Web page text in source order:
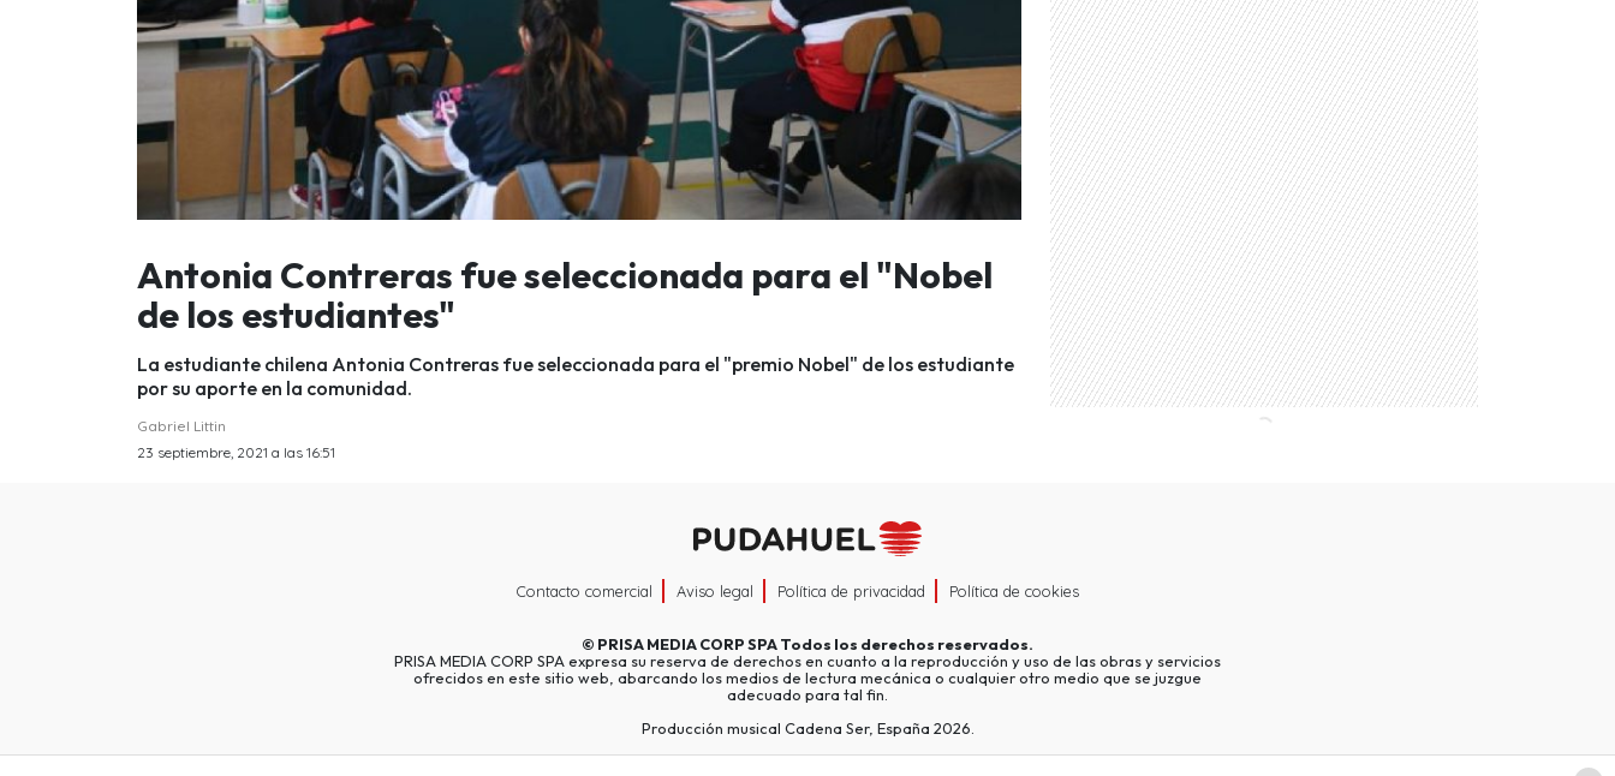
Antonia Contreras fue seleccionada para el "Nobel
de los estudiantes"
La estudiante chilena Antonia Contreras fue seleccionada para el "premio Nobel" de los estudiante
por su aporte en la comunidad.
Gabriel Littin
23 septiembre, 2021 a las 16:51
Contacto comercial Aviso legal Política de privacidad Política de cookies
© PRISA MEDIA CORP SPATodos los derechos reservados.
PRISA MEDIA CORP SPA expresa su reserva de derechos en cuanto a la reproducción y uso de las obras y servicios
ofrecidos en este sitio web, abarcando los medios de lectura mecánica o cualquier otro medio que se juzgue
adecuado para tal fin.
Producción musical Cadena Ser, España 2026.